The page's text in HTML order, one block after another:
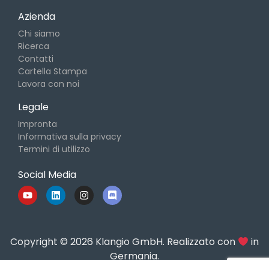
Azienda
Chi siamo
Ricerca
Contatti
Cartella Stampa
Lavora con noi
Legale
Impronta
Informativa sulla privacy
Termini di utilizzo
Social Media
Copyright © 2026 Klangio GmbH. Realizzato con
in
Germania.